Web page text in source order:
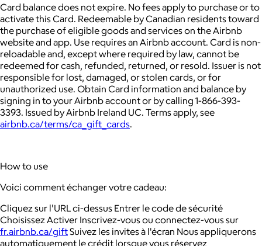
Card balance does not expire. No fees apply to purchase or to
activate this Card. Redeemable by Canadian residents toward
the purchase of eligible goods and services on the Airbnb
website and app. Use requires an Airbnb account. Card is non-
reloadable and, except where required by law, cannot be
redeemed for cash, refunded, returned, or resold. Issuer is not
responsible for lost, damaged, or stolen cards, or for
unauthorized use. Obtain Card information and balance by
signing in to your Airbnb account or by calling 1-866-393-
3393. Issued by Airbnb Ireland UC. Terms apply, see
airbnb.ca/terms/ca_gift_cards.
How to use
Voici comment échanger votre cadeau:
Cliquez sur l'URL ci-dessus Entrer le code de sécurité
Choisissez Activer Inscrivez-vous ou connectez-vous sur
fr.airbnb.ca/giftSuivez les invites à l'écran Nous appliquerons
automatiquement le crédit lorsque vous réservez